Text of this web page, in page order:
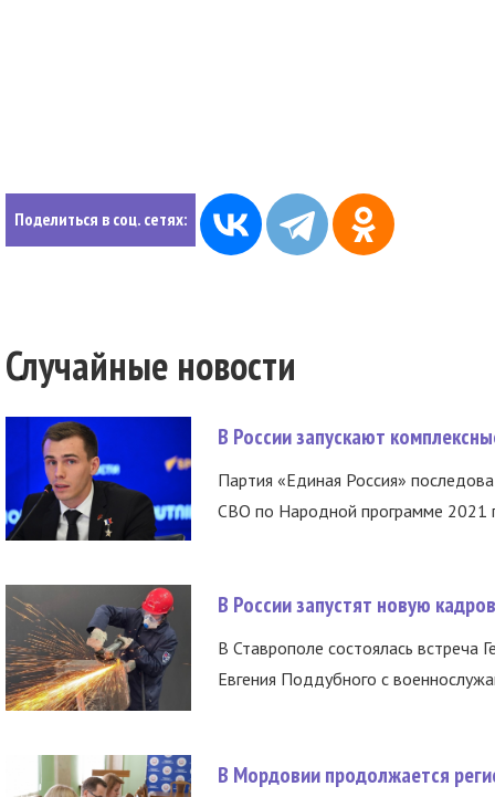
Поделиться в соц. сетях:
Случайные новости
В России запускают
Партия «Единая Россия»
СВО по Народной программе 2021
В России запустят новую
В Ставрополе состоялась встреча
Евгения Поддубного с
В Мордовии продолжается